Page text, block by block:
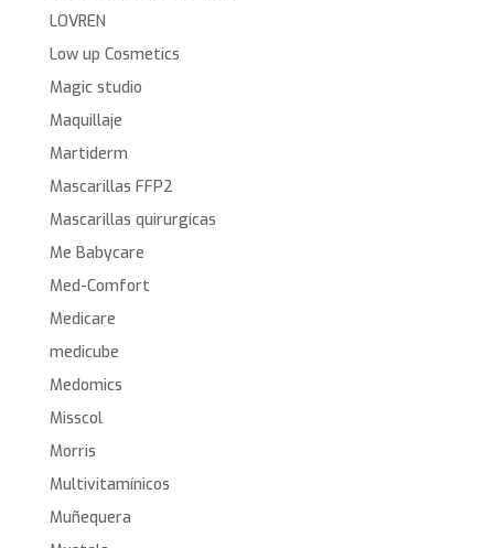
LOVREN
Low up Cosmetics
Magic studio
Maquillaje
Martiderm
Mascarillas FFP2
Mascarillas quirurgícas
Me Babycare
Med-Comfort
Medicare
medicube
Medomics
Misscol
Morris
Multivitamínicos
Muñequera